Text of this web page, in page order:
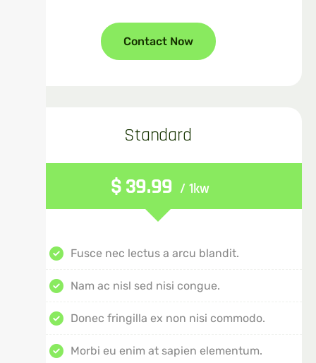
Contact Now
Standard
$39.99 / 1kw
Fusce nec lectus a arcu blandit.
Nam ac nisl sed nisi congue.
Donec fringilla ex non nisi commodo.
Morbi eu enim at sapien elementum.